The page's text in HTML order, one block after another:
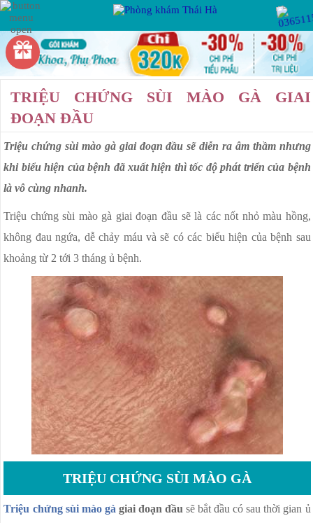
Hotline: Miễn phí tư vấn
PHỤ KHOA
VIÊM PHỤ KHOA
VIÊM VÙNG CHẬU
VIÊM BUỒNG TRỨNG
U XƠ CỔ TỬ CUNG
RỐI LOẠN KINH NGUYỆT
KHÍ HƯ BẤT THƯỜNG
NGỨA ÂM ĐẠO
VÁ MÀNG TRINH
PHÒNG KHÁM PHỤ KHOA
VIÊM CỔ TỬ CUNG
BỆNH XÃ HỘI
GIA ĐÌNH
TRIỆU CHỨNG SÙI MÀO GÀ GIAI
ĐOẠN ĐẦU
Triệu chứng sùi mào gà giai đoạn đầu sẽ diễn ra âm thầm nhưng
khi biểu hiện của bệnh đã xuất hiện thì tốc độ phát triển của bệnh
là vô cùng nhanh.
Triệu chứng sùi mào gà giai đoạn đầu sẽ là các nốt nhỏ màu hồng,
không đau ngứa, dễ chảy máu và sẽ có các biểu hiện của bệnh sau
khoảng từ 2 tới 3 tháng ủ bệnh.
TRIỆU CHỨNG SÙI MÀO GÀ
Triệu chứng sùi mào gà giai đoạn đầu sẽ bắt đầu có sau thời gian ủ